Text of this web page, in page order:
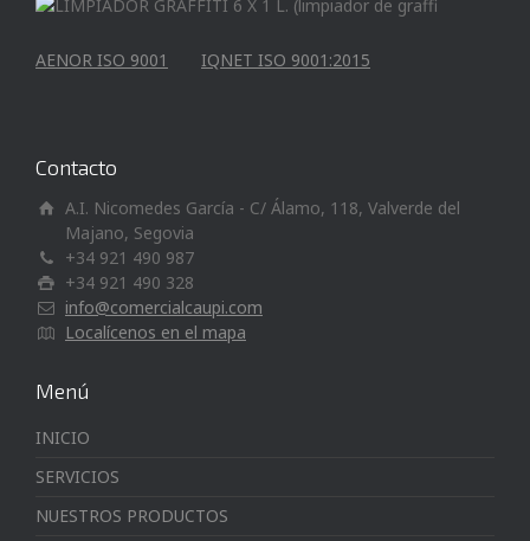
AENOR ISO 9001 IQNET ISO 9001:2015
Contacto
A.I. Nicomedes García - C/ Álamo, 118, Valverde del
Majano, Segovia
+34 921 490 987
+34 921 490 328
info@comercialcaupi.com
Localícenos en el mapa
Menú
INICIO
SERVICIOS
NUESTROS PRODUCTOS